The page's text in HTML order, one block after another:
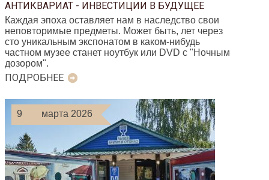
АНТИКВАРИАТ - ИНВЕСТИЦИИ В БУДУЩЕЕ
Каждая эпоха оставляет нам в наследство свои
неповторимые предметы. Может быть, лет через
сто уникальным экспонатом в каком-нибудь
частном музее станет ноутбук или DVD с "Ночным
дозором".
ПОДРОБНЕЕ
9 марта 2026